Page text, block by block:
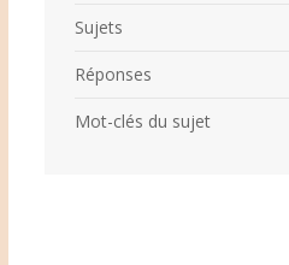
Sujets
Réponses
Mot-clés du sujet